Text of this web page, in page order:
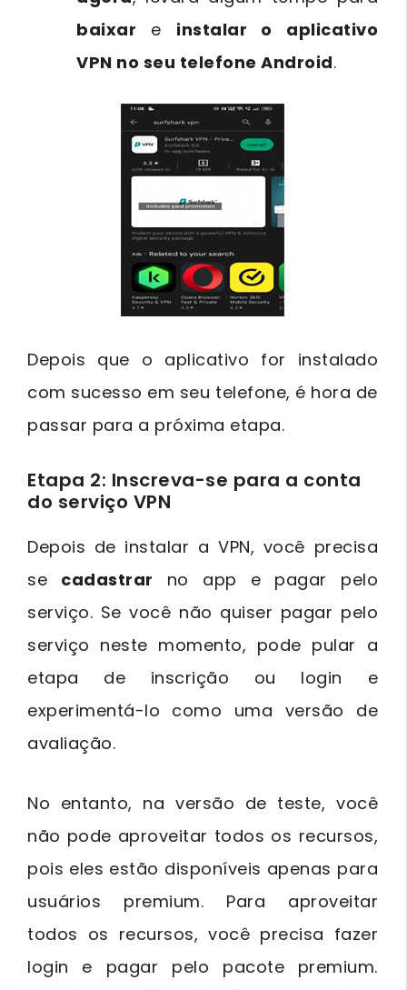
baixar e instalar o aplicativo
VPN no seu telefone Android.
Depois que o aplicativo for instalado
com sucesso em seu telefone, é hora de
passar para a próxima etapa.
Etapa 2: Inscreva-se para a conta
do serviço VPN
Depois de instalar a VPN, você precisa
se cadastrar no app e pagar pelo
serviço. Se você não quiser pagar pelo
serviço neste momento, pode pular a
etapa de inscrição ou login e
experimentá-lo como uma versão de
avaliação.
No entanto, na versão de teste, você
não pode aproveitar todos os recursos,
pois eles estão disponíveis apenas para
usuários premium. Para aproveitar
todos os recursos, você precisa fazer
login e pagar pelo pacote premium.